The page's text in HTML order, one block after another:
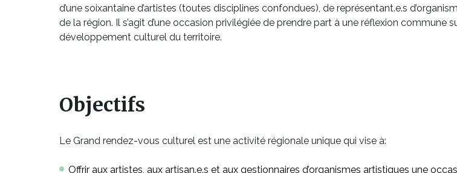
d’une soixantaine d’artistes (toutes disciplines confondues), de représentant.e.s
de la région. Il s’agit d’une occasion privilégiée de prendre part à une réflexion commune
développement culturel du territoire.
s'ouvrira
dans
nouvelle
Objectifs
Le Grand rendez-vous culturel est une activité régionale unique qui vise à:
Offrir aux artistes, aux artisan.e.s et aux gestionnaires d’organismes artistiques une